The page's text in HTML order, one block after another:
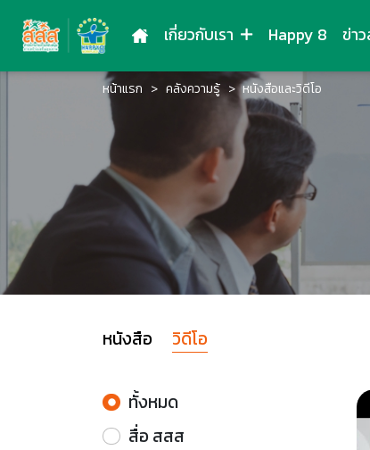
เกี่ยวกับเรา Happy 8 ข่า
หน้าแรก คลังความรู้ หนังสือและวิดีโอ
หนังสือ วิดีโอ
ทั้งหมด
สื่อ สสส